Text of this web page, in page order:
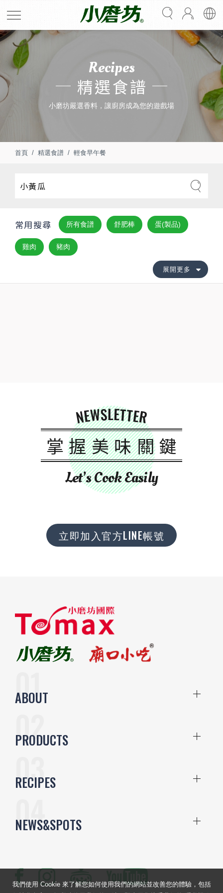
Recipes
精選食譜
小磨坊嚴選香料，讓廚房成為您的遊戲場
首頁 精選食譜 輕食早午餐
常用搜尋 所有食譜 舒肥棒 蛋(製品)
雞肉 豬肉
展開更多
NEWSLETTER
掌握美味關鍵
Let’s Cook Easily
立即加入官方LINE帳號
ABOUT
PRODUCTS
RECIPES
NEWS&SPOTS
我們使用 Cookie 來了解您如何使用我們的網站並改善您的體驗，包括